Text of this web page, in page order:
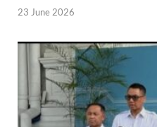
23 June 2026